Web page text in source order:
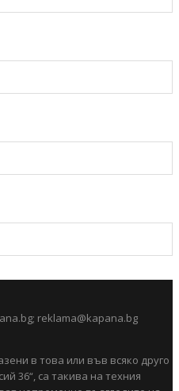
; reklama@kapana.bg
в това или във всяко друго
36“, са такива на техния